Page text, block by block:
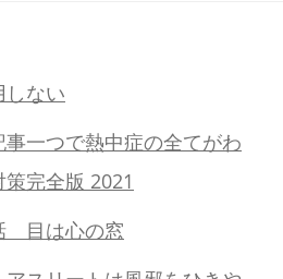
しない
事一つで熱中症の全てがわ
完全版 2021
目は心の窓